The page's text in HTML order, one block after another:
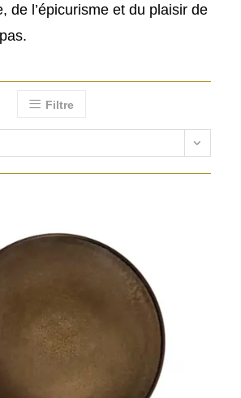
de l’épicurisme et du plaisir de
Filtre